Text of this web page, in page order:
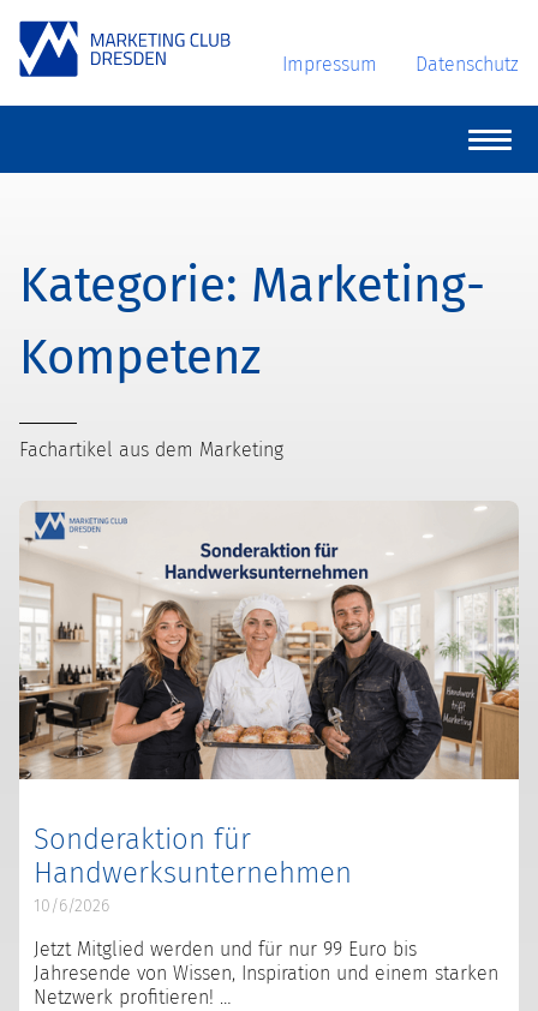
Impressum Datenschutz
Marketing-
Kompetenz
Fachartikel aus dem Marketing
Sonderaktion für
Handwerksunternehmen
10/6/2026
Jetzt Mitglied werden und für nur 99 Euro bis
Jahresende von Wissen, Inspiration und einem starken
Netzwerk profitieren!